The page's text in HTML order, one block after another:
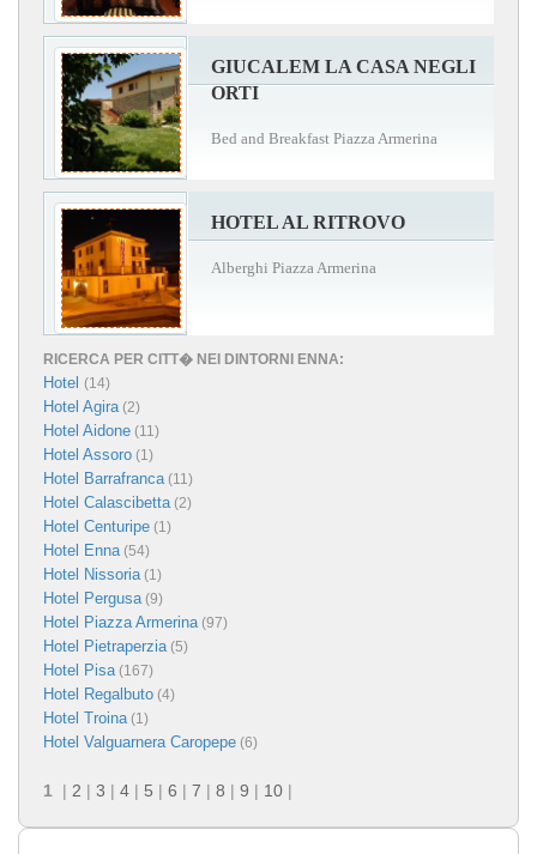
GIUCALEM LA CASA NEGLI
ORTI
Bed and Breakfast Piazza Armerina
HOTEL AL RITROVO
Alberghi Piazza Armerina
RICERCA PER CITT� NEI DINTORNI ENNA:
Hotel (14)
Hotel Agira(2)
Hotel Aidone (11)
Hotel Assoro (1)
Hotel Barrafranca(11)
Hotel Calascibetta(2)
Hotel Centuripe (1)
Hotel Enna(54)
Hotel Nissoria(1)
Hotel Pergusa(9)
Hotel Piazza Armerina(97)
Hotel Pietraperzia(5)
Hotel Pisa(167)
Hotel Regalbuto (4)
Hotel Troina(1)
Hotel Valguarnera Caropepe (6)
1 | 2 | 3 | 4 | 5 | 6 | 7 | 8 | 9 | 10 |